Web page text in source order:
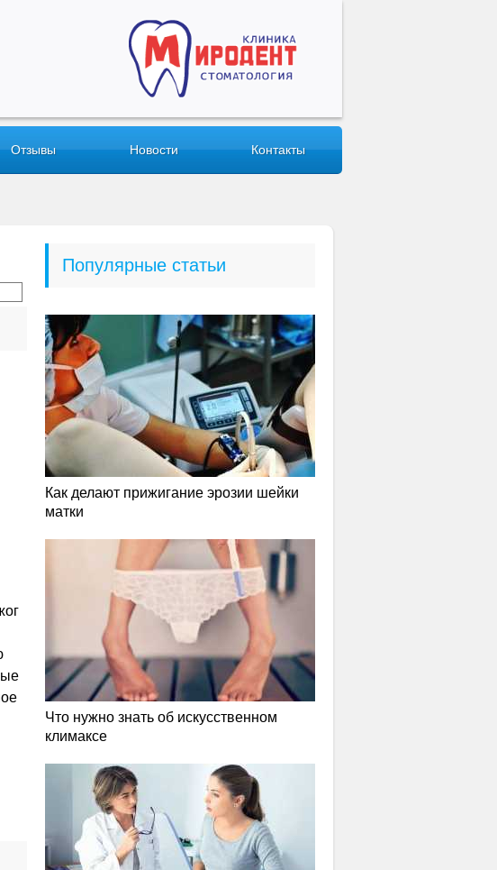
Отзывы Новости Контакты
Популярные статьи
Как делают прижигание эрозии шейки
матки
Что нужно знать об искусственном
климаксе